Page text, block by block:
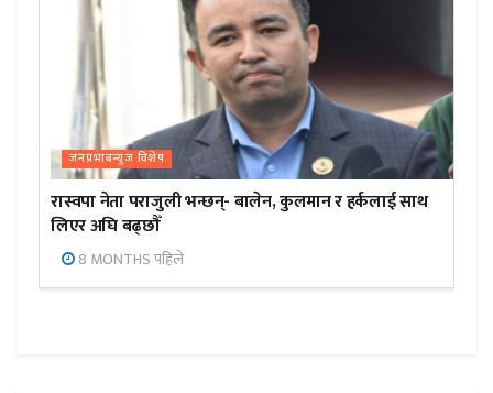
जनप्रभाबन्युज विशेष
रास्वपा नेता पराजुली भन्छन्- बालेन, कुलमान र हर्कलाई साथ
लिएर अघि बढ्छौँ
8 MONTHS पहिले